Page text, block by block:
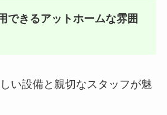
できるアットホームな雰囲
い設備と親切なスタッフが魅